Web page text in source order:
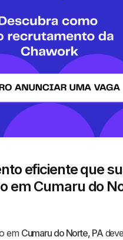
eficiente que
em Cumaru do
em Cumaru do Norte, PA